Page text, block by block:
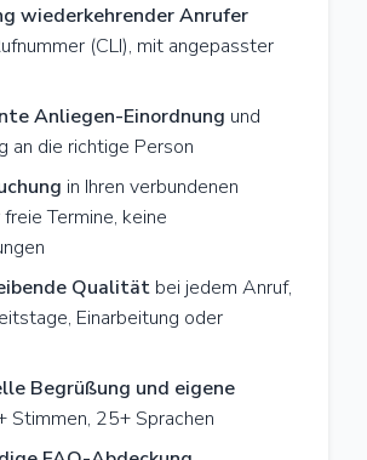
wiederkehrender Anrufer
(CLI), mit angepasster
Anliegen-Einordnung und
an die richtige Person
in Ihren verbundenen
Termine, keine
Qualität bei jedem Anruf,
Einarbeitung oder
Begrüßung und eigene
Stimmen, 25+ Sprachen